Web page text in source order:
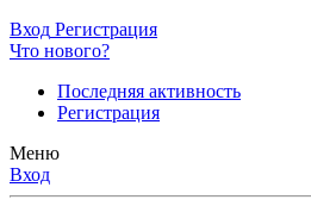
Вход Регистрация
Что нового?
Последняя активность
Регистрация
Меню
Вход